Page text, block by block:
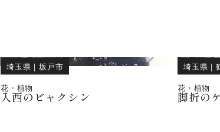
埼玉県 ｜坂戸市
花・植物
入西のビャクシン
埼玉県 ｜
花・植物
脚折の